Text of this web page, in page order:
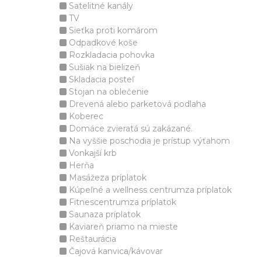
Satelitné kanály
TV
Sieťka proti komárom
Odpadkové koše
Rozkladacia pohovka
Sušiak na bielizeň
Skladacia posteľ
Stojan na oblečenie
Drevená alebo parketová podlaha
Koberec
Domáce zvieratá sú zakázané.
Na vyššie poschodia je prístup výťahom
Vonkajší krb
Herňa
Masážeza príplatok
Kúpeľné a wellness centrumza príplatok
Fitnescentrumza príplatok
Saunaza príplatok
Kaviareň priamo na mieste
Reštaurácia
Čajová kanvica/kávovar